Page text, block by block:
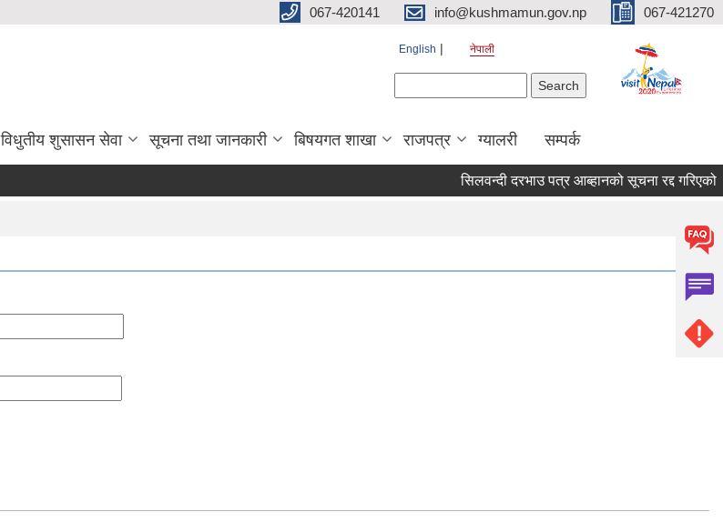
067-420141 info@kushmamun.gov.np 067-421270
English नेपाली
विधुतीय शुसासन सेवा सूचना तथा जानकारी बिषयगत शाखा राजपत्र ग्यालरी सम्पर्क
सिलवन्दी दरभाउ पत्र आब्हानको सूचना रद्द गरिएको